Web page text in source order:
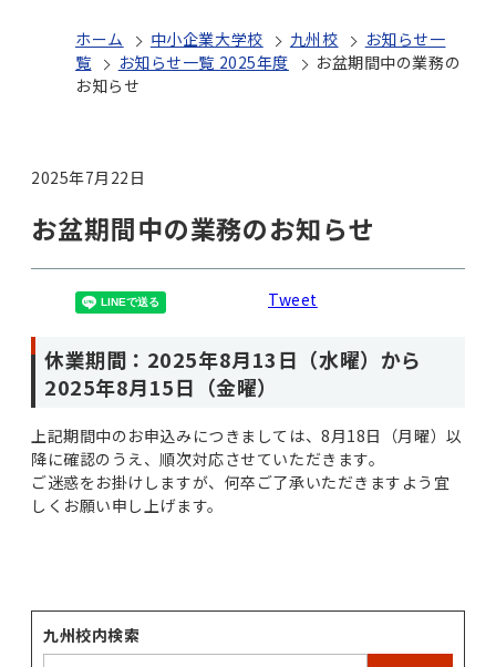
ホーム 中小企業大学校 九州校
お知らせ一
覧
お知らせ一覧 2025年度
お盆期間中の業務の
お知らせ
2025年7月22日
お盆期間中の業務のお知らせ
Tweet
休業期間：2025年8月13日（水曜）から
2025年8月15日（金曜）
上記期間中のお申込みにつきましては、8月18日（月曜）以
降に確認のうえ、順次対応させていただきます。
ご迷惑をお掛けしますが、何卒ご了承いただきますよう宜
しくお願い申し上げます。
九州校内検索